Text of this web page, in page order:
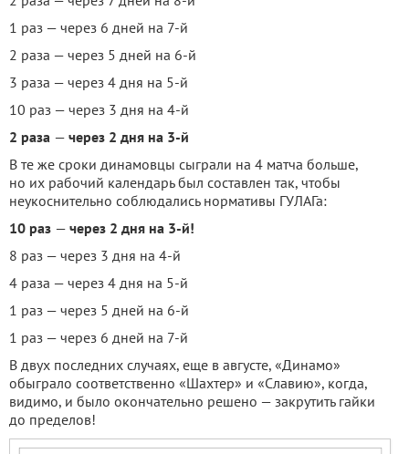
1 раз — через 6 дней на 7-й
2 раза — через 5 дней на 6-й
3 раза — через 4 дня на 5-й
10 раз — через 3 дня на 4-й
2 раза — через 2 дня на 3-й
В те же сроки динамовцы сыграли на 4 матча больше,
но их рабочий календарь был составлен так, чтобы
неукоснительно соблюдались нормативы ГУЛАГа:
10 раз — через 2 дня на 3-й!
8 раз — через 3 дня на 4-й
4 раза — через 4 дня на 5-й
1 раз — через 5 дней на 6-й
1 раз — через 6 дней на 7-й
В двух последних случаях, еще в августе, «Динамо»
обыграло соответственно «Шахтер» и «Славию», когда,
видимо, и было окончательно решено — закрутить гайки
до пределов!